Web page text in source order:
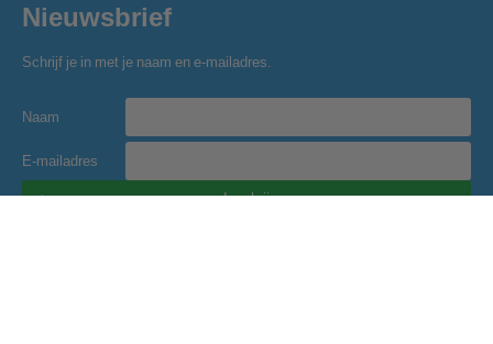
Nieuwsbrief
Schrijf je in met je naam en e-mailadres.
Naam
E-mailadres
Inschrijven